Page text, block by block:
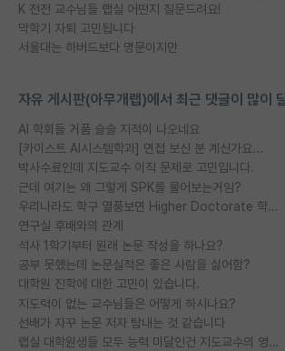
K 전전 교수님들 랩실 어떤지 질문드려요!
막학기 자퇴 고민됩니다
서울대는 하버드보다 명문이지만
자유 게시판(아무개랩)에서 최근 댓글이 많이
AI 학회들 거품 슬슬 지적이 나오네요
[카이스트 AI시스템학과] 면접 보신 분 계신가요...
박사수료인데 지도교수 이직 문제로 고민입니다.
근데 여기는 왜 그렇게 SPK를 물어보는거임?
우리나라도 학구 열풍보면 Higher Doctorate 학위가 필요하다고 봅니다.
연구실 후배와의 관계
석사 1학기부터 원래 논문 작성을 하나요?
공부 못했는데 논문실적은 좋은 사람을 싫어함?
대학원 진학에 대한 고민이 있습니다.
지도력이 없는 교수님들은 어떻게 하시나요?
선배가 자꾸 논문 저자 탐내는 것 같습니다
랩실 대학원생들 모두 능력 미달인건 지도교수의 영향 아닌가?